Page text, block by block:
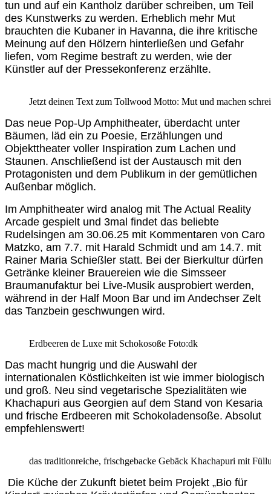
tun und auf ein Kantholz darüber schreiben, um Teil
des Kunstwerks zu werden. Erheblich mehr Mut
brauchten die Kubaner in Havanna, die ihre kritische
Meinung auf den Hölzern hinterließen und Gefahr
liefen, vom Regime bestraft zu werden, wie der
Künstler auf der Pressekonferenz erzählte.
Jetzt deinen Text zum Tollwood Motto: Mut und machen
Das neue Pop-Up Amphitheater, überdacht unter
Bäumen, läd ein zu Poesie, Erzählungen und
Objekttheater voller Inspiration zum Lachen und
Staunen. Anschließend ist der Austausch mit den
Protagonisten und dem Publikum in der gemütlichen
Außenbar möglich.
Im Amphitheater wird analog mit The Actual Reality
Arcade gespielt und 3mal findet das beliebte
Rudelsingen am 30.06.25 mit Kommentaren von Caro
Matzko, am 7.7. mit Harald Schmidt und am 14.7. mit
Rainer Maria Schießler statt. Bei der Bierkultur dürfen
Getränke kleiner Brauereien wie die Simsseer
Braumanufaktur bei Live-Musik ausprobiert werden,
während in der Half Moon Bar und im Andechser Zelt
das Tanzbein geschwungen wird.
Erdbeeren de Luxe mit Schokosoße Foto:dk
Das macht hungrig und die Auswahl der
internationalen Köstlichkeiten ist wie immer biologisch
und groß. Neu sind vegetarische Spezialitäten wie
Khachapuri aus Georgien auf dem Stand von Kesaria
und frische Erdbeeren mit Schokoladensoße. Absolut
empfehlenswert!
das traditionreiche, frischgebacke Gebäck Khachapuri mit
Die Küche der Zukunft bietet beim Projekt „Bio für